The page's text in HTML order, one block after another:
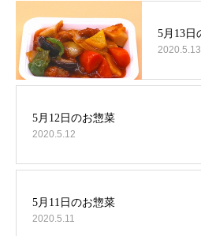
2020.5.13
2020.5.12
2020.5.11